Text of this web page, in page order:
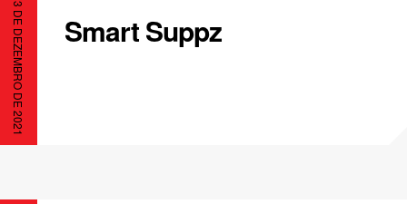
3 DE DEZEMBRO DE 2021 Smart Suppz